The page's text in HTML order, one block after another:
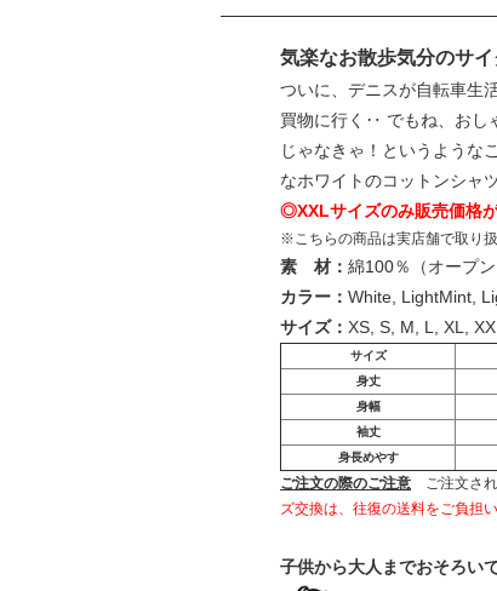
気楽なお散歩気分のサ
ついに、デニスが自転車生
買物に行く‥ でもね、おし
じゃなきゃ！というような
なホワイトのコットンシャ
◎XXLサイズのみ販売価格が
※こちらの商品は実店舗で取り
素 材： 綿100％（オープン
カラー： White, LightMint,
サイズ： XS, S, M, L, XL,
サイズ
身丈
身幅
袖丈
身長めやす
ご注文の際のご注意 ご注文され
ズ交換は、往復の送料をご負担い
子供から大人までおそろい